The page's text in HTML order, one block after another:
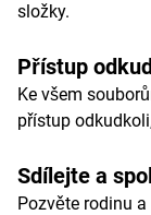
složky.
Přístup
Ke všem
přístup
Sdílejte a
Pozvěte rodinu